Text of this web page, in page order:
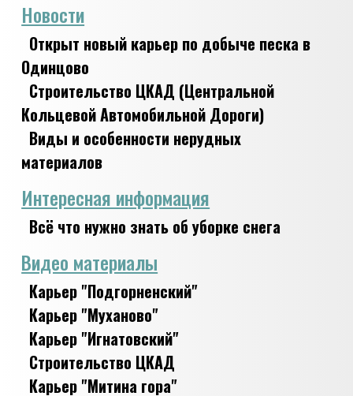
Новости
Открыт новый карьер по добыче песка в
Одинцово
Строительство ЦКАД (Центральной
Кольцевой Автомобильной Дороги)
Виды и особенности нерудных
материалов
Интересная информация
Всё что нужно знать об уборке снега
Видео материалы
Карьер "Подгорненский"
Карьер "Муханово"
Карьер "Игнатовский"
Строительство ЦКАД
Карьер "Митина гора"